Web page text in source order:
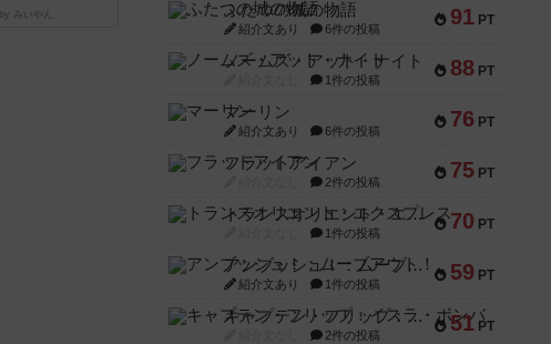
by みいやん 91 PT
ふたつの城の物語
紹介文あり 6件の投稿
88 PT
ノームズ・アット・ナイト
1件の投稿
76 PT
マーリン
紹介文あり 6件の投稿
75 PT
フラットアイアン
2件の投稿
70 PT
トランスオリエント・エクスプレス
1件の投稿
59 PT
アンブッシュ！：ムーブアウト！
紹介文あり 1件の投稿
51 PT
キャプテン・フリップ：イスラ・ボンバ
2件の投稿